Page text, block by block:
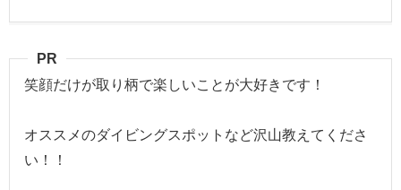
PR
笑顔だけが取り柄で楽しいことが大好きです！
オススメのダイビングスポットなど沢山教えてくださ
い！！